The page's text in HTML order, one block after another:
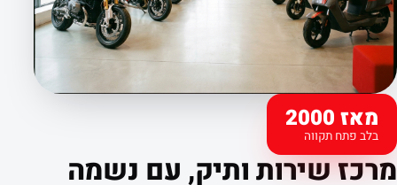
מאז 2000
בלב פתח תקווה
קצת עלינו
מרכז שירות ותיק, עם נשמה